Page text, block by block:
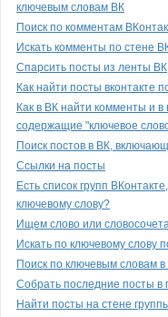
ключевым словам ВК
Поиск по комментам
Искать комменты по стене
Спарсить посты из ленты
Как найти посты вконтакте
Как в ВК найти комменты и
содержащие "ключевое
Поиск постов в ВК,
Ссылки на посты
Есть список групп
ключевому слову?
Ищем слово или
Искать по ключевому слову
Поиск по ключевым словам в
Собрать последние посты в
Найти посты на стене